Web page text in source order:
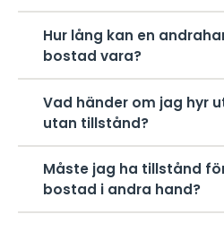
Det är inte ett lagkrav, men
Utan avtal är det svårt att
Hur lång kan en
bostad vara?
Vanligtvis 6–12 månader i
om skälen kvarstår.
Vad händer om jag hyr
utan tillstånd?
Du riskerar att bli av med ditt
varning från
Måste jag ha tillstånd
bostad i andra hand?